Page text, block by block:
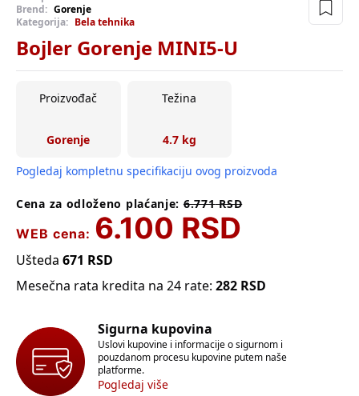
Brend: Gorenje
Kategorija: Bela tehnika
Bojler Gorenje MINI5-U
Proizvođač
Gorenje
Težina
4.7 kg
Pogledaj kompletnu specifikaciju ovog proizvoda
Cena za odloženo plaćanje: 6.771RSD
WEB cena: 6.100 RSD
Ušteda 671 RSD
Mesečna rata kredita na 24 rate: 282 RSD
Sigurna kupovina
Uslovi kupovine i informacije o sigurnom i
pouzdanom procesu kupovine putem naše
platforme.
Pogledaj više